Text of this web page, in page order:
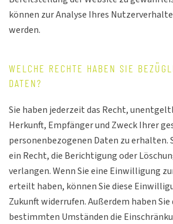
können zur Analyse Ihres
werden.
WELCHE RECHTE HABEN SIE
DATEN?
Sie haben jederzeit das Recht,
Herkunft, Empfänger und Zweck Ihrer
personenbezogenen Daten zu erhalten.
ein Recht, die Berichtigung oder
verlangen. Wenn Sie eine Einwilligung
erteilt haben, können Sie diese
Zukunft widerrufen. Außerdem haben
bestimmten Umständen die